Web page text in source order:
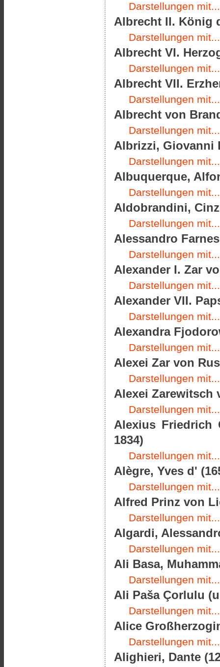
Darstellungen mit...
Albrecht II. König
Darstellungen mit...
Albrecht VI.
Darstellungen mit...
Albrecht VII.
Darstellungen mit...
Albrecht von
Darstellungen mit...
Albrizzi, Giovanni
Darstellungen mit...
Albuquerque,
Darstellungen mit...
Aldobrandini,
Darstellungen mit...
Alessandro
Darstellungen mit...
Alexander I. Zar
Darstellungen mit...
Alexander VII.
Darstellungen mit...
Alexandra
Darstellungen mit...
Alexei Zar von
Darstellungen mit...
Alexei Zarewitsch
Darstellungen mit...
Alexius Friedrich
1834)
Darstellungen mit...
Alègre, Yves d'
Darstellungen mit...
Alfred Prinz von
Darstellungen mit...
Algardi,
Darstellungen mit...
Ali Basa,
Darstellungen mit...
Ali Paša Çorlulu
Darstellungen mit...
Alice
Darstellungen mit...
Alighieri, Dante